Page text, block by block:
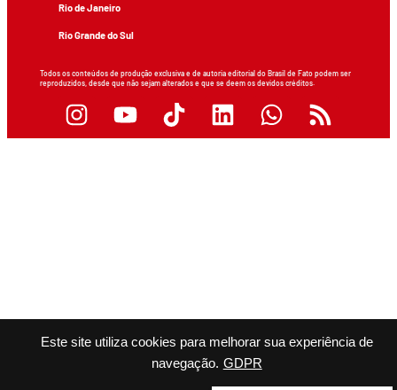
Este site utiliza cookies para melhorar sua experiência de
navegação. GDPR
Rio de Janeiro
Rio Grande do Sul
Todos os conteúdos de produção exclusiva e de autoria editorial do Brasil de Fato podem ser
reproduzidos, desde que não sejam alterados e que se deem os devidos créditos.